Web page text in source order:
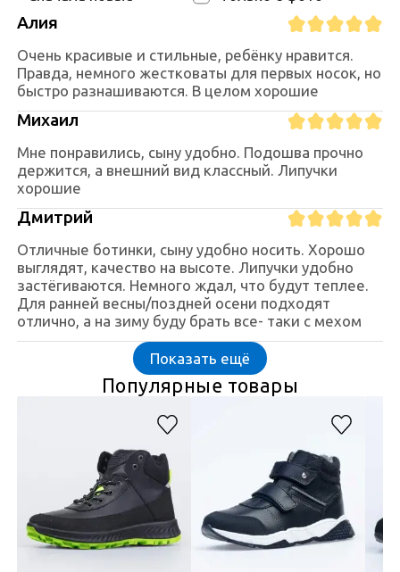
Алия
Очень красивые и стильные, ребёнку нравится.
Правда, немного жестковаты для первых носок, но
быстро разнашиваются. В целом хорошие
Михаил
Мне понравились, сыну удобно. Подошва прочно
держится, а внешний вид классный. Липучки
хорошие
Дмитрий
Отличные ботинки, сыну удобно носить. Хорошо
выглядят, качество на высоте. Липучки удобно
застёгиваются. Немного ждал, что будут теплее.
Для ранней весны/поздней осени подходят
отлично, а на зиму буду брать все- таки с мехом
Показать ещё
Популярные товары